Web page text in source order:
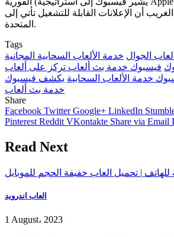
المتحدة.
Tags
الجوال خدمة الألعاب السحابية المجانية
فيسبوك خدمة بث ألعاب تركز على ألعاب
خدمة الألعاب السحابية يكشف فيسبوك
خدمة بث ألعاب
Share
Facebook Twitter Google+ LinkedIn
Pinterest Reddit VKontakte Share via Email
Read Next
للهاتف | تحميل العاب خفيفة الحجم للموبايل
العاب اندرويد
1 August، 2023